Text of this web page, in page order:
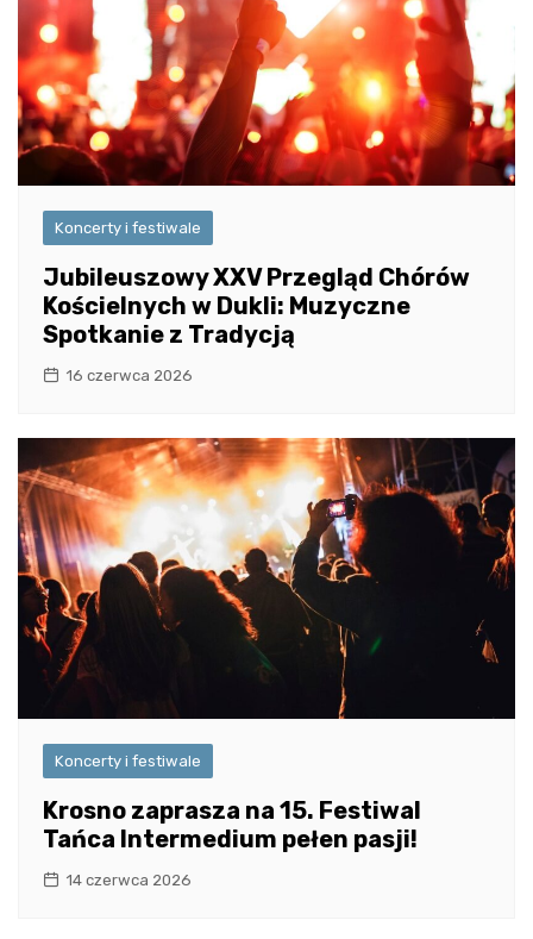
Koncerty i festiwale
Jubileuszowy XXV Przegląd Chórów
Kościelnych w Dukli: Muzyczne
Spotkanie z Tradycją
16 czerwca 2026
Koncerty i festiwale
Krosno zaprasza na 15. Festiwal
Tańca Intermedium pełen pasji!
14 czerwca 2026